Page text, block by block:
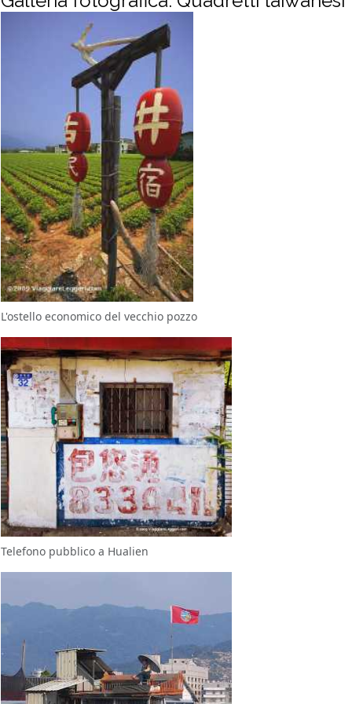
L'ostello economico del vecchio pozzo
Telefono pubblico a Hualien